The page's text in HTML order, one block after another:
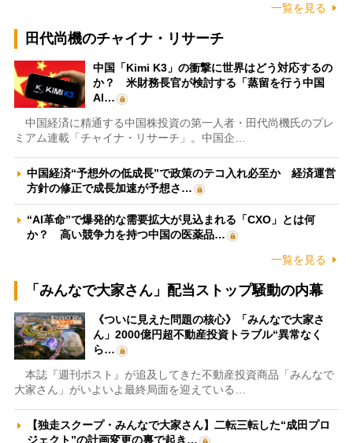
一覧を見る
田代尚機のチャイナ・リサーチ
中国「Kimi K3」の衝撃に世界はどう対応するの
か？ 米財務長官が検討する「蒸留を行う中国
AI…
中国経済に精通する中国株投資の第一人者・田代尚機氏のプレ
ミアム連載「チャイナ・リサーチ」。中国企…
中国経済“予想外の低成長”で政策のテコ入れ必至か 経済運営
方針の修正で成長加速が予想さ…
“AI革命”で爆発的な需要拡大が見込まれる「CXO」とは何
か？ 高い競争力を持つ中国の医薬品…
一覧を見る
「みんなで大家さん」配当ストップ騒動の内幕
《ついに見えた問題の核心》「みんなで大家さ
ん」2000億円超不動産投資トラブル“異常なく
ら…
本誌『週刊ポスト』が追及してきた不動産投資商品「みんなで
大家さん」がいよいよ最終局面を迎えている…
【独走スクープ・みんなで大家さん】二転三転した“成田プロ
ジェクト”の計画変更の裏で起き…